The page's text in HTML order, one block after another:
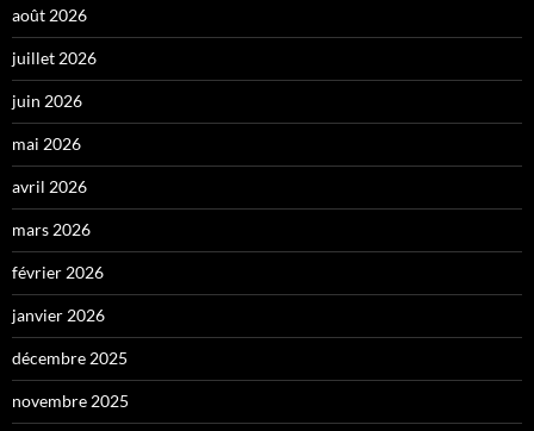
août 2026
juillet 2026
juin 2026
mai 2026
avril 2026
mars 2026
février 2026
janvier 2026
décembre 2025
novembre 2025